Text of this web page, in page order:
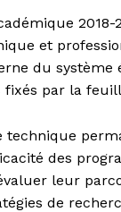
et
du
par la
des
leur
de